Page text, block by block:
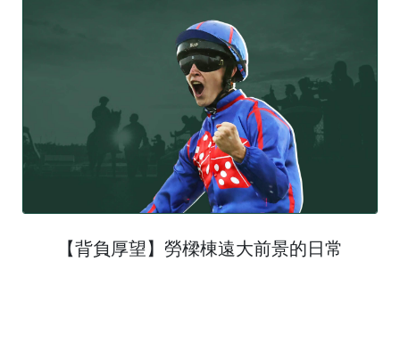
【背負厚望】勞樑棟遠大前景的日常